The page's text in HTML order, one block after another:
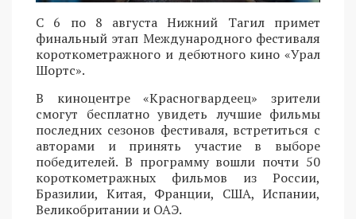
С 6 по 8 августа Нижний Тагил примет
финальный этап Международного фестиваля
короткометражного и дебютного кино «Урал
Шортс».
В киноцентре «Красногвардеец» зрители
смогут бесплатно увидеть лучшие фильмы
последних сезонов фестиваля, встретиться с
авторами и принять участие в выборе
победителей. В программу вошли почти 50
короткометражных фильмов из России,
Бразилии, Китая, Франции, США, Испании,
Великобритании и ОАЭ.